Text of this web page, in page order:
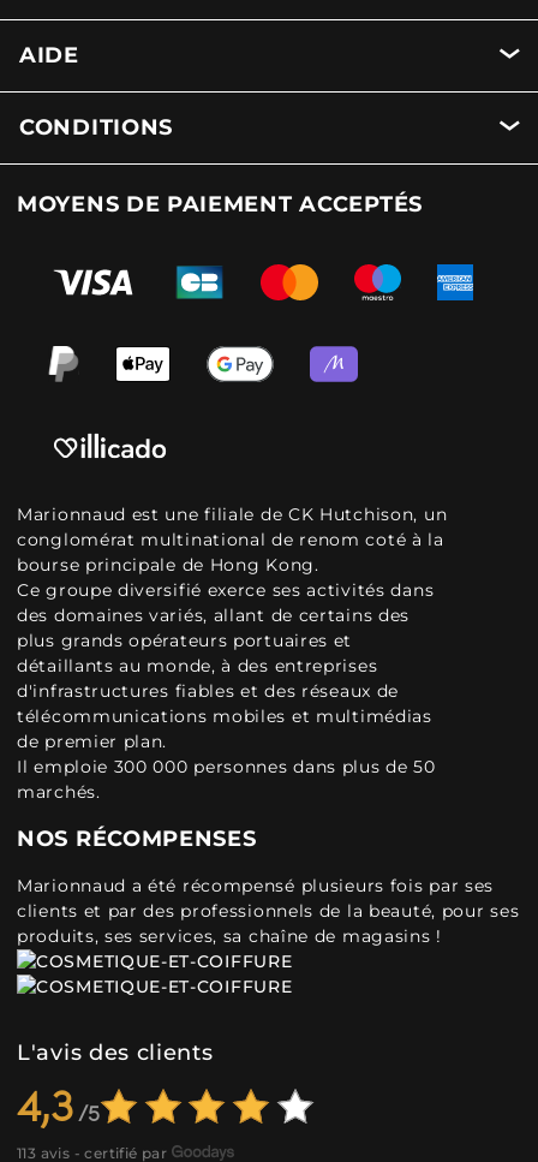
AIDE
CONDITIONS
MOYENS DE PAIEMENT ACCEPTÉS
Marionnaud est une filiale de CK Hutchison, un
conglomérat multinational de renom coté à la
bourse principale de Hong Kong.
Ce groupe diversifié exerce ses activités dans
des domaines variés, allant de certains des
plus grands opérateurs portuaires et
détaillants au monde, à des entreprises
d'infrastructures fiables et des réseaux de
télécommunications mobiles et multimédias
de premier plan.
Il emploie 300 000 personnes dans plus de 50
marchés.
NOS RÉCOMPENSES
Marionnaud a été récompensé plusieurs fois par ses
clients et par des professionnels de la beauté, pour ses
produits, ses services, sa chaîne de magasins !
L'avis des clients
4,3
113 avis - certifié par